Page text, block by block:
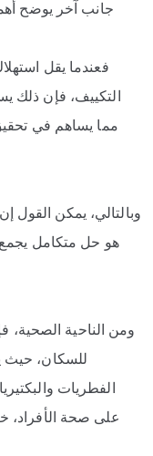
جانب آخر يوضح
فعندما يقل
التكييف، فإن ذلك
مما يساهم في تحقيق
وبالتالي، يمكن
هو حل متكامل يجمع
ومن الناحية الصحية،
للسكان، حيث
الفطريات
على صحة الأفراد،